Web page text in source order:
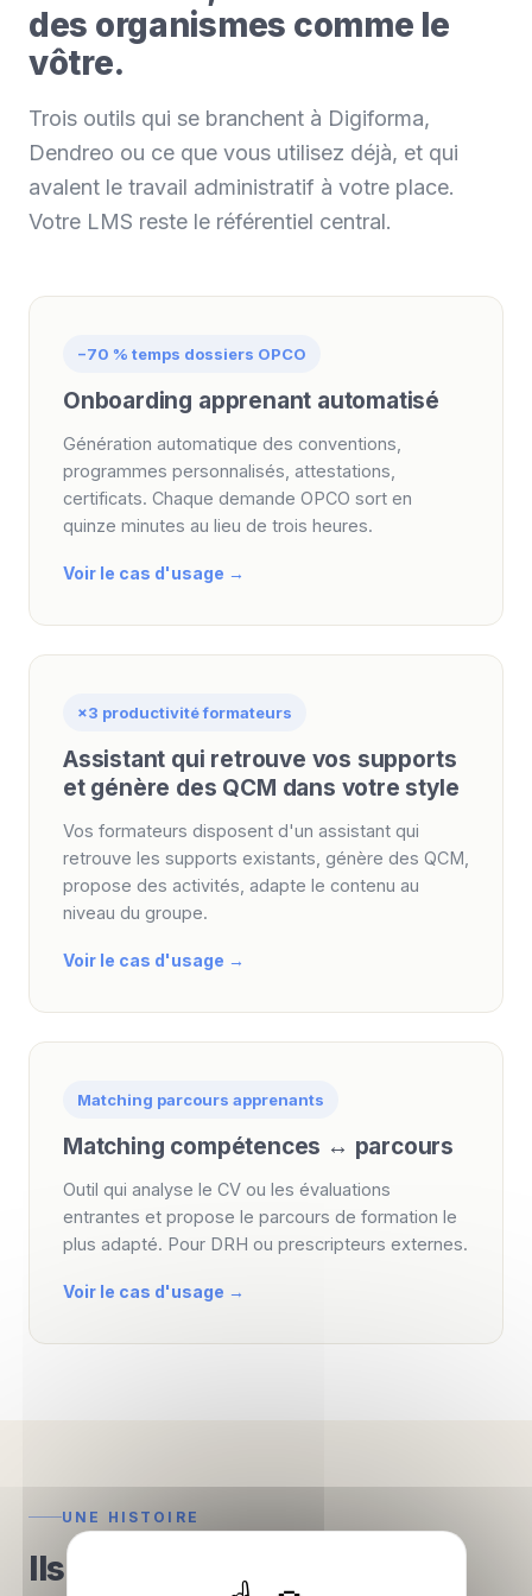
des organismes comme le
vôtre.
Trois outils qui se branchent à Digiforma,
Dendreo ou ce que vous utilisez déjà, et qui
avalent le travail administratif à votre place.
Votre LMS reste le référentiel central.
−70 % temps dossiers OPCO
Onboarding apprenant automatisé
Génération automatique des conventions,
programmes personnalisés, attestations,
certificats. Chaque demande OPCO sort en
quinze minutes au lieu de trois heures.
Voir le cas d'usage →
×3 productivité formateurs
Assistant qui retrouve vos supports
et génère des QCM dans votre style
Vos formateurs disposent d'un assistant qui
retrouve les supports existants, génère des QCM,
propose des activités, adapte le contenu au
niveau du groupe.
Voir le cas d'usage →
Matching parcours apprenants
Matching compétences ↔ parcours
Outil qui analyse le CV ou les évaluations
entrantes et propose le parcours de formation le
plus adapté. Pour DRH ou prescripteurs externes.
Voir le cas d'usage →
UNE HISTOIRE
Ils ont commencé pareil.